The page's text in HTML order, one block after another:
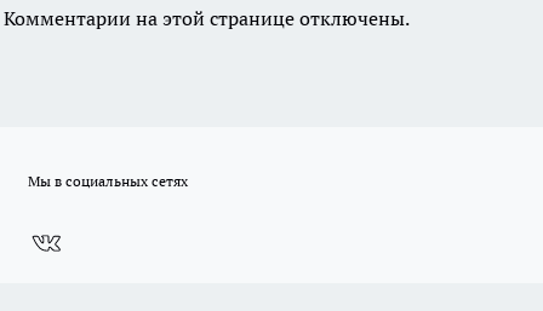
Комментарии на этой странице отключены.
Мы в социальных сетях